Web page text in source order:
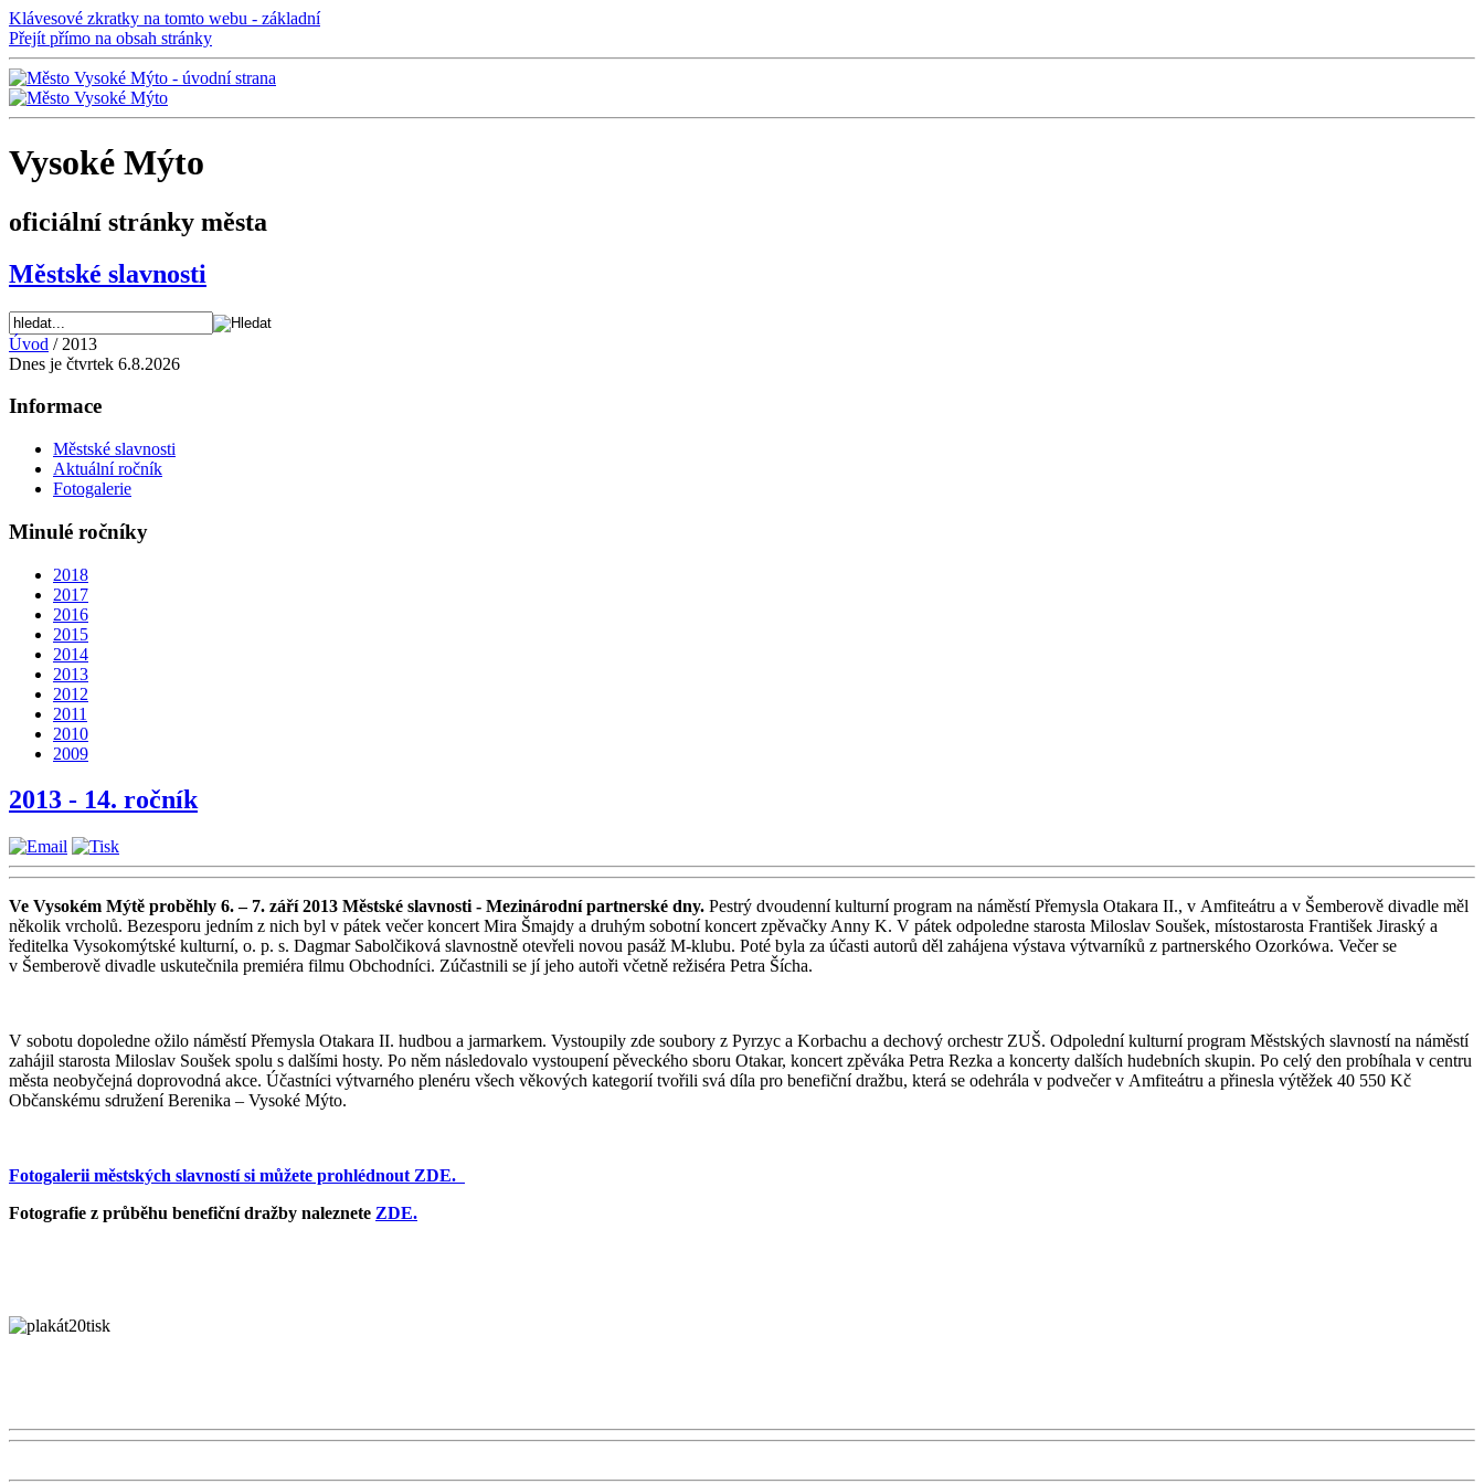
Klávesové zkratky na tomto webu - základní
Přejít přímo na obsah stránky
Vysoké Mýto
oficiální stránky města
Městské slavnosti
Úvod / 2013
Dnes je čtvrtek 6.8.2026
Informace
Městské slavnosti
Aktuální ročník
Fotogalerie
Minulé ročníky
2018
2017
2016
2015
2014
2013
2012
2011
2010
2009
2013 - 14. ročník
Ve Vysokém Mýtě proběhly 6. – 7. září 2013 Městské slavnosti - Mezinárodní partnerské dny. Pestrý dvoudenní kulturní program na náměstí Přemysla Otakara II., v Amfiteátru a v Šemberově divadle měl
několik vrcholů. Bezesporu jedním z nich byl v pátek večer koncert Mira Šmajdy a druhým sobotní koncert zpěvačky Anny K. V pátek odpoledne starosta Miloslav Soušek, místostarosta František Jiraský a
ředitelka Vysokomýtské kulturní, o. p. s. Dagmar Sabolčiková slavnostně otevřeli novou pasáž M-klubu. Poté byla za účasti autorů děl zahájena výstava výtvarníků z partnerského Ozorkówa. Večer se
v Šemberově divadle uskutečnila premiéra filmu Obchodníci. Zúčastnili se jí jeho autoři včetně režiséra Petra Šícha.
V sobotu dopoledne ožilo náměstí Přemysla Otakara II. hudbou a jarmarkem. Vystoupily zde soubory z Pyrzyc a Korbachu a dechový orchestr ZUŠ. Odpolední kulturní program Městských slavností na náměstí
zahájil starosta Miloslav Soušek spolu s dalšími hosty. Po něm následovalo vystoupení pěveckého sboru Otakar, koncert zpěváka Petra Rezka a koncerty dalších hudebních skupin. Po celý den probíhala v centru
města neobyčejná doprovodná akce. Účastníci výtvarného plenéru všech věkových kategorií tvořili svá díla pro benefiční dražbu, která se odehrála v podvečer v Amfiteátru a přinesla výtěžek 40 550 Kč
Občanskému sdružení Berenika – Vysoké Mýto.
Fotogalerii městských slavností si můžete prohlédnout ZDE.
Fotografie z průběhu benefiční dražby naleznete ZDE.